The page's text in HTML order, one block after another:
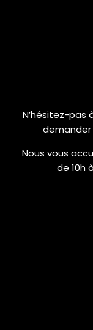
N’hésitez-pas
demander
Nous vous
de 10h